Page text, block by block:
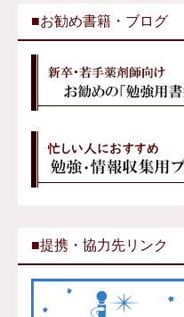
■お勧め書籍・ブログ
■提携・協力先リンク